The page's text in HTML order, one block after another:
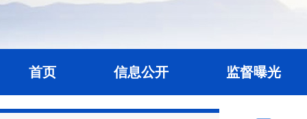
首页 信息公开 监督曝光